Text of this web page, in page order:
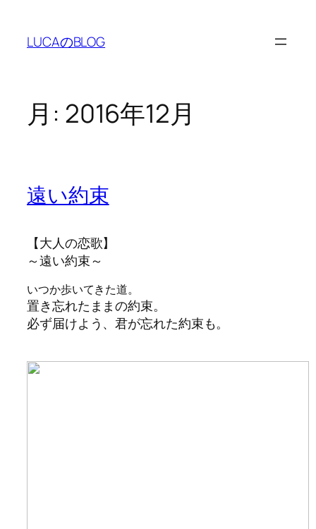
LUCAのBLOG
月: 2016年12月
遠い約束
【大人の恋歌】
～遠い約束～
いつか歩いてきた道。
置き忘れたままの約束。
必ず届けよう、君が忘れた約束も。